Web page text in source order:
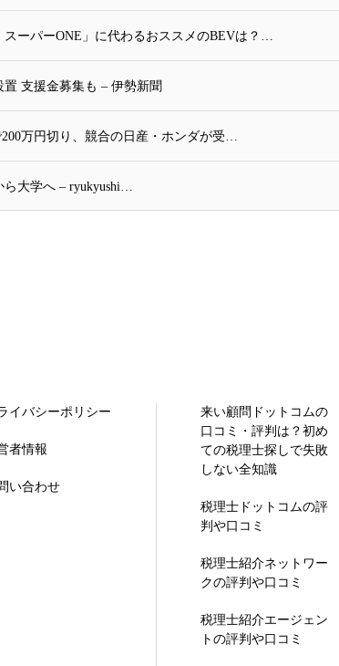
ーパーONE」に代わるおススメのBEVは？…
支援金募集も – 伊勢新聞
万円切り、競合の日産・ホンダが受…
ら大学へ – ryukyushi…
イバシーポリシー
者情報
い合わせ
来い顧問ドットコムの
口コミ・評判は？初め
ての税理士探しで失敗
しない全知識
税理士ドットコムの評
判や口コミ
税理士紹介ネットワー
クの評判や口コミ
税理士紹介エージェン
トの評判や口コミ